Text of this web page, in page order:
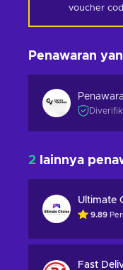
voucher
Penawaran
2 lainnya
Ultimate
9.89
Fast